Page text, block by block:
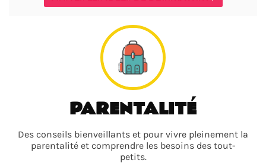
PARENTALITÉ
Des conseils bienveillants et pour vivre pleinement la
parentalité et comprendre les besoins des tout-
petits.